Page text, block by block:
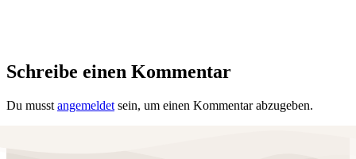
Schreibe einen Kommentar
Du musst angemeldet sein, um einen Kommentar abzugeben.